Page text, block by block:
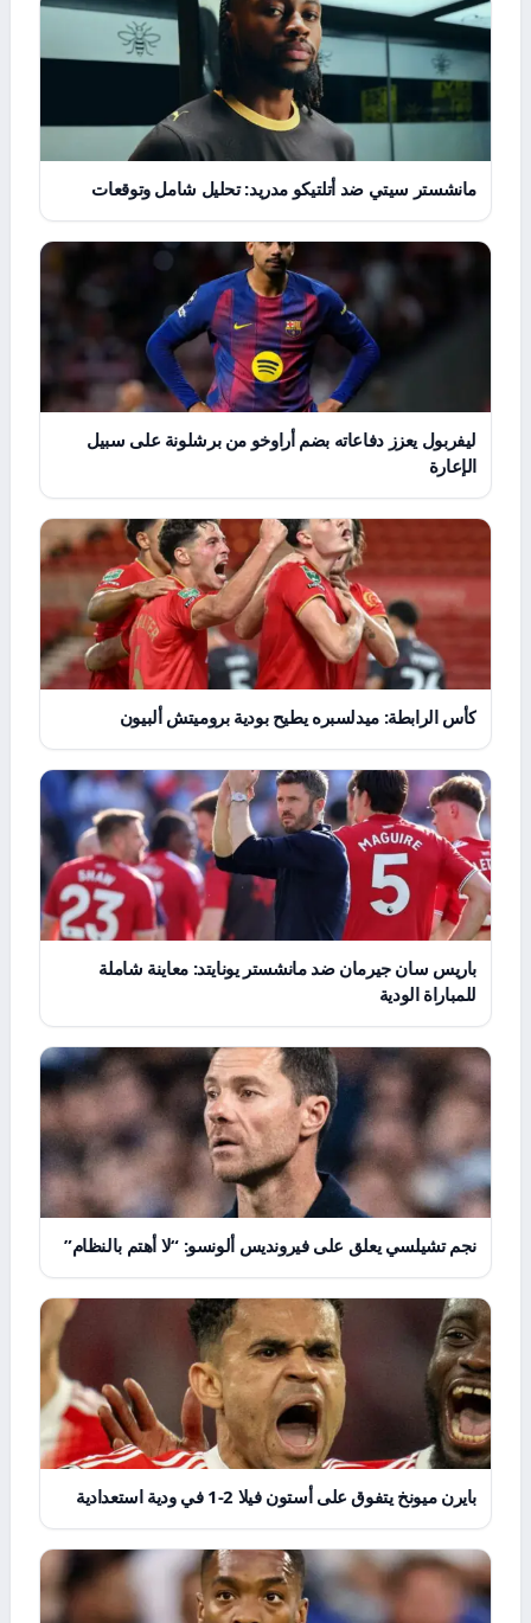
مانشستر سيتي ضد أتلتيكو مدريد: تحليل شامل وتوقعات
ليفربول يعزز دفاعاته بضم أراوخو من برشلونة على سبيل
الإعارة
كأس الرابطة: ميدلسبره يطيح بودية بروميتش ألبيون
باريس سان جيرمان ضد مانشستر يونايتد: معاينة شاملة
للمباراة الودية
نجم تشيلسي يعلق على فيرونديس ألونسو: “لا أهتم بالنظام”
بايرن ميونخ يتفوق على أستون فيلا 2-1 في ودية استعدادية